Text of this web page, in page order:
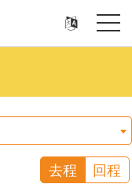
去程 回程